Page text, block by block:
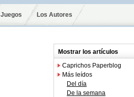
Juegos Los Autores
Mostrar los artículos
Caprichos Paperblog
Más leídos
Del día
De la semana